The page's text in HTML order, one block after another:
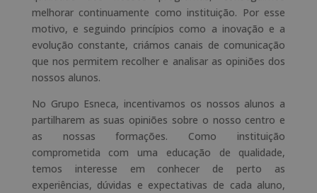
melhorar continuamente como instituição. Por esse
motivo, e seguindo princípios como a inovação e a
evolução constante, criámos canais de comunicação
que nos permitem recolher e analisar as opiniões dos
nossos alunos.
No Grupo Esneca, incentivamos os nossos alunos a
partilharem as suas opiniões sobre o nosso centro e
as nossas formações. Como instituição
comprometida com uma educação de qualidade,
temos interesse em conhecer de perto as
experiências, dúvidas e expectativas de cada aluno,